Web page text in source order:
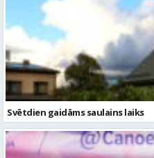
Svētdien gaidāms saulains laiks